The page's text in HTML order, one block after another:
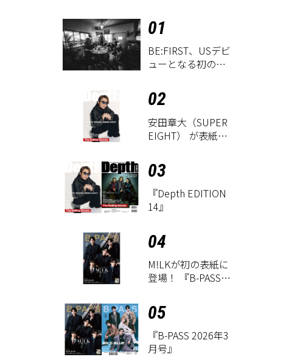
01
BE:FIRST、USデビ
ューとなる初のグ
EP『WATCH ME』
が9月18日にリリー
ス決定！
02
安田章大（SUPER
EIGHT） が表紙に
EDITION 14』が8
月18日に発売
03
『Depth EDITION
14』
04
M!LKが初の表紙に
登場！ 『B-PASS
月27日に発売
05
『B-PASS 2026年3
月号』